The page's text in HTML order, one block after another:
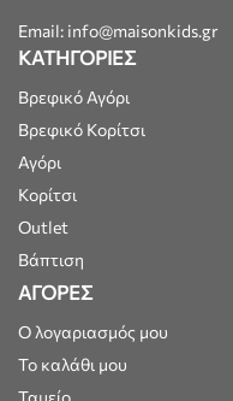
Email: info@maisonkids.gr
ΚΑΤΗΓΟΡΙΕΣ
Βρεφικό Αγόρι
Βρεφικό Κορίτσι
Αγόρι
Κορίτσι
Outlet
Βάπτιση
ΑΓΟΡΕΣ
Ο λογαριασμός μου
Το καλάθι μου
Ταμείο